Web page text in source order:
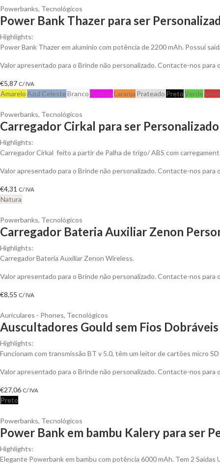
Powerbanks, Tecnológicos
Power Bank Thazer para ser
Highlights:
Power Bank Thazer em alumínio com potência de 2200 mAh. Possuí
Valor apresentado para o Brinde não personalizado. Contacte-nos
€5,87 C/ IVA
AmareloAzul CelesteBrancoFuchsiaLaranja Prateado PretoVerde
Powerbanks, Tecnológicos
Carregador Cirkal para ser Personalizado
Highlights:
Carregador Cirkal feito a partir de Palha de trigo/ ABS com
Valor apresentado para o Brinde não personalizado. Contacte-nos
€4,31 C/ IVA
Natura
Powerbanks, Tecnológicos
Carregador Bateria Auxiliar Zenon
Highlights:
Carregador Bateria Auxiliar Zenon Wireless.
Valor apresentado para o Brinde não personalizado. Contacte-nos
€8,55 C/ IVA
Auriculares - Phones, Tecnológicos
Auscultadores Gould sem Fios
Highlights:
Funcionam com transmissão BT v 5.0, têm um leitor de cartões micro
Valor apresentado para o Brinde não personalizado. Contacte-nos
€27,06 C/ IVA
Preto
Powerbanks, Tecnológicos
Power Bank em bambu Kalery para ser
Highlights:
Elegante Powerbank em bambu com potência 6000 mAh. Tem 2